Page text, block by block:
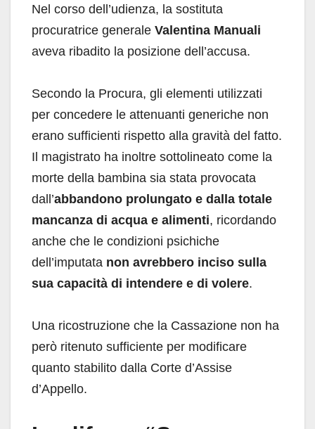
Nel corso dell’udienza, la sostituta
procuratrice generale Valentina Manuali
aveva ribadito la posizione dell’accusa.
Secondo la Procura, gli elementi utilizzati
per concedere le attenuanti generiche non
erano sufficienti rispetto alla gravità del fatto.
Il magistrato ha inoltre sottolineato come la
morte della bambina sia stata provocata
dall’abbandono prolungato e dalla totale
mancanza di acqua e alimenti, ricordando
anche che le condizioni psichiche
dell’imputata non avrebbero inciso sulla
sua capacità di intendere e di volere.
Una ricostruzione che la Cassazione non ha
però ritenuto sufficiente per modificare
quanto stabilito dalla Corte d’Assise
d’Appello.